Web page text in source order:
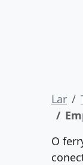
Lar
O